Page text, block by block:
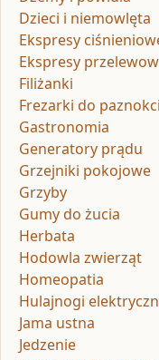
Dzieci i niemowlęta
Ekspresy
Ekspresy
Filiżanki
Frezarki do paznokci
Gastronomia
Generatory prądu
Grzejniki pokojowe
Grzyby
Gumy do żucia
Herbata
Hodowla zwierząt
Homeopatia
Hulajnogi
Jama ustna
Jedzenie